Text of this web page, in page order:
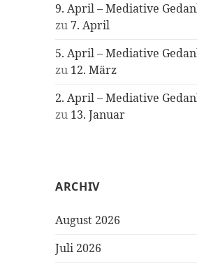
9. April – Mediative
zu 7. April
5. April – Mediative
zu 12. März
2. April – Mediative
zu 13. Januar
ARCHIV
August 2026
Juli 2026